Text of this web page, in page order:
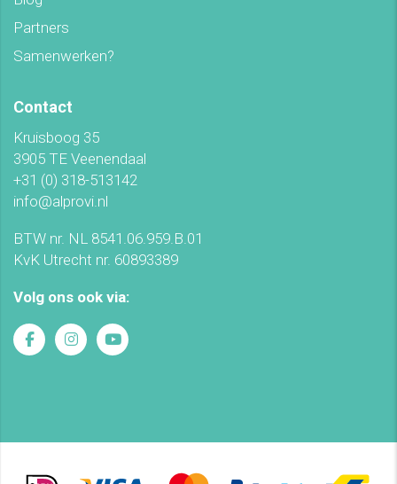
Partners
Samenwerken?
Contact
Kruisboog 35
3905 TE Veenendaal
+31 (0) 318-513142
info@alprovi.nl
BTW nr. NL 8541.06.959.B.01
KvK Utrecht nr. 60893389
Volg ons ook via: